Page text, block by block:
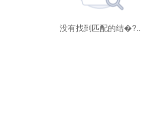
没有找到匹配的结�?..